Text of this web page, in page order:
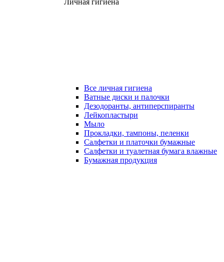
Личная гигиена
Все личная гигиена
Ватные диски и палочки
Дезодоранты, антиперспиранты
Лейкопластыри
Мыло
Прокладки, тампоны, пеленки
Салфетки и платочки бумажные
Салфетки и туалетная бумага влажные
Бумажная продукция